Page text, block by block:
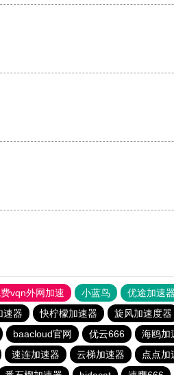
vqn外网加速 小蓝鸟 优途加速
速器 快柠檬加速器 旋风加速度器
baacloud官网 优云666 海鸥加
速连加速器 云梯加速器 点点加